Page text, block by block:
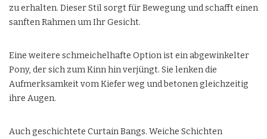
zu erhalten. Dieser Stil sorgt für Bewegung und schafft einen
sanften Rahmen um Ihr Gesicht.
Eine weitere schmeichelhafte Option ist ein abgewinkelter
Pony, der sich zum Kinn hin verjüngt. Sie lenken die
Aufmerksamkeit vom Kiefer weg und betonen gleichzeitig
ihre Augen.
Auch geschichtete Curtain Bangs. Weiche Schichten